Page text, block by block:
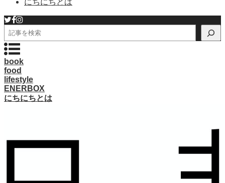
にちにちとは
検
索
book
food
lifestyle
ENERBOX
にちにちとは